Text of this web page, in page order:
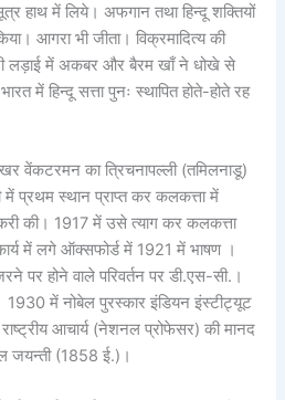
हाथ में लिये। अफगान तथा हिन्दू शक्तियों
आगरा भी जीता। विक्रमादित्य की
लड़ाई में अकबर और बैरम खाँ ने धोखे से
में हिन्दू सत्ता पुनः स्थापित होते-होते रह
वेंकटरमन का त्रिचनापल्ली (तमिलनाडू)
प्रथम स्थान प्राप्त कर कलकत्ता में
की। 1917 में उसे त्याग कर कलकत्ता
में लगे ऑक्सफोर्ड में 1921 में भाषण ।
पर होने वाले परिवर्तन पर डी.एस-सी.।
में नोबेल पुरस्कार इंडियन इंस्टीट्यूट
आचार्य (नेशनल प्रोफेसर) की मानद
जयन्ती (1858 ई.)।